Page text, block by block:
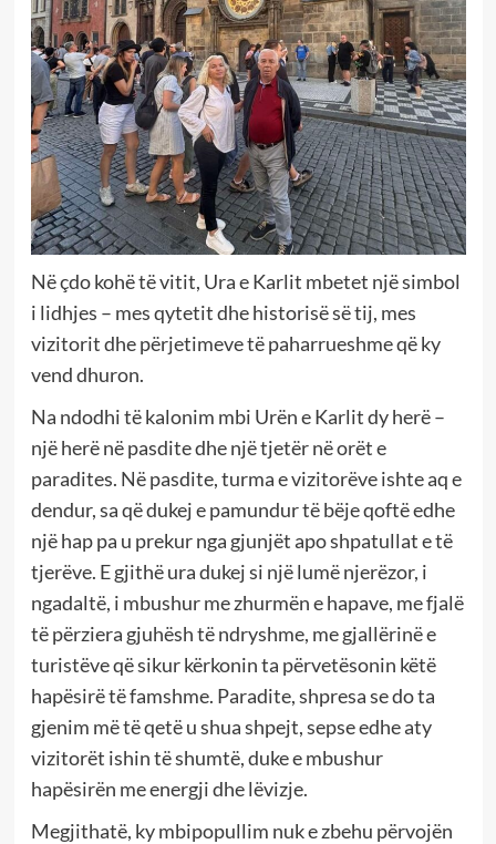
Në çdo kohë të vitit, Ura e Karlit mbetet një simbol
i lidhjes – mes qytetit dhe historisë së tij, mes
vizitorit dhe përjetimeve të paharrueshme që ky
vend dhuron.
Na ndodhi të kalonim mbi Urën e Karlit dy herë –
një herë në pasdite dhe një tjetër në orët e
paradites. Në pasdite, turma e vizitorëve ishte aq e
dendur, sa që dukej e pamundur të bëje qoftë edhe
një hap pa u prekur nga gjunjët apo shpatullat e të
tjerëve. E gjithë ura dukej si një lumë njerëzor, i
ngadaltë, i mbushur me zhurmën e hapave, me fjalë
të përziera gjuhësh të ndryshme, me gjallërinë e
turistëve që sikur kërkonin ta përvetësonin këtë
hapësirë të famshme. Paradite, shpresa se do ta
gjenim më të qetë u shua shpejt, sepse edhe aty
vizitorët ishin të shumtë, duke e mbushur
hapësirën me energji dhe lëvizje.
Megjithatë, ky mbipopullim nuk e zbehu përvojën